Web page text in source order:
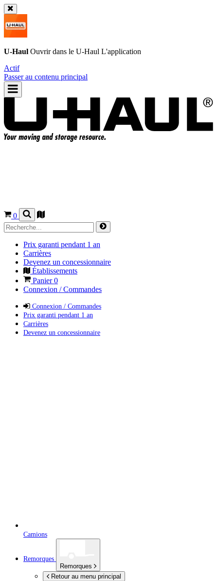
U-Haul Ouvrir dans le U-Haul L'application
Actif
Passer au contenu principal
0
Prix garanti pendant 1 an
Carrières
Devenez un concessionnaire
Établissements
Panier0
Connexion / Commandes
Connexion / Commandes
Prix garanti pendant 1 an
Carrières
Devenez un concessionnaire
Camions
Remorques
Remorques
Retour au menu principal